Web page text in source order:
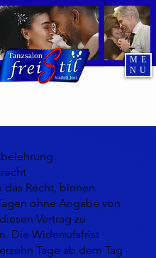
ME
NU
das Recht, binnen
ohne Angabe von
Vertrag zu
Die Widerrufsfrist
Tage ab dem Tag